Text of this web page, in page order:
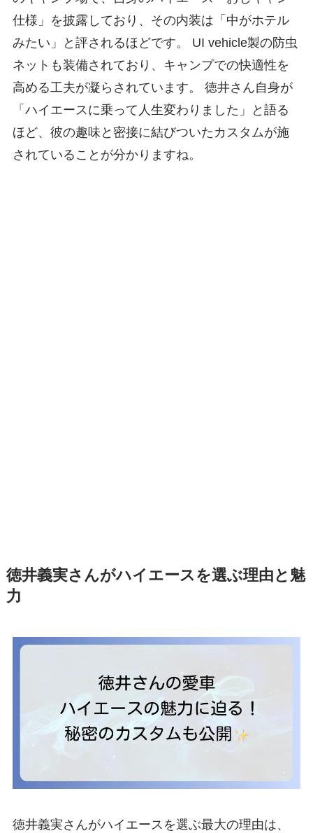
仕様」を披露しており、その内装は「中がホテル
みたい」と評されるほどです。 UI vehicle製の防虫
ネットも装備されており、キャンプでの快適性を
高める工夫が凝らされています。 徳井さん自身が
「ハイエースに乗って人生変わりました」と語る
ほど、彼の趣味と密接に結びついたカスタムが施
されていることが分かりますね。
徳井義実さんがハイエースを選ぶ理由と魅
力
徳井義実さんがハイエースを選ぶ最大の理由は、